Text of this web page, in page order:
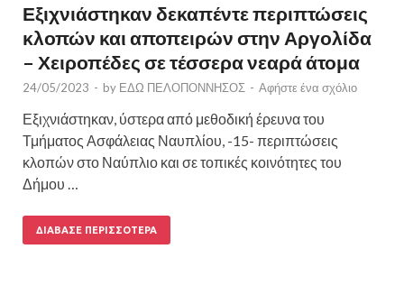
Εξιχνιάστηκαν δεκαπέντε περιπτώσεις
κλοπών και αποπειρών στην Αργολίδα
– Χειροπέδες σε τέσσερα νεαρά άτομα
24/05/2023 - by ΕΔΩ ΠΕΛΟΠΟΝΝΗΣΟΣ - Αφήστε ένα σχόλιο
Εξιχνιάστηκαν, ύστερα από μεθοδική έρευνα του
Τμήματος Ασφάλειας Ναυπλίου, -15- περιπτώσεις
κλοπών στο Ναύπλιο και σε τοπικές κοινότητες του
Δήμου …
ΔΙΆΒΑΣΕ ΠΕΡΙΣΣΌΤΕΡΑ